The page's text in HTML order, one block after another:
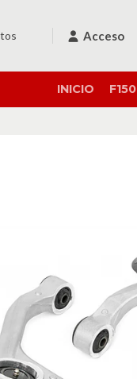
Acceso
INICIO F150